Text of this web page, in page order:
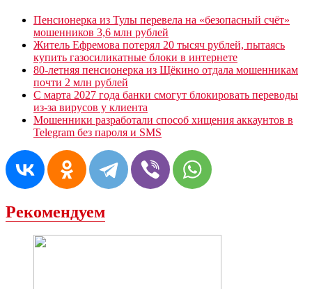
Пенсионерка из Тулы перевела на «безопасный счёт»
мошенников 3,6 млн рублей
Житель Ефремова потерял 20 тысяч рублей, пытаясь
купить газосиликатные блоки в интернете
80-летняя пенсионерка из Щёкино отдала мошенникам
почти 2 млн рублей
С марта 2027 года банки смогут блокировать переводы
из-за вирусов у клиента
Мошенники разработали способ хищения аккаунтов в
Telegram без пароля и SMS
Рекомендуем